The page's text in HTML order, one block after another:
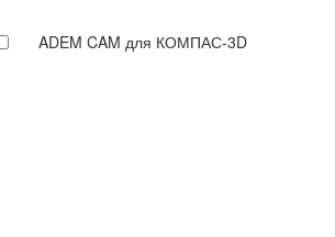
ADEM CAM для КОМПАС-3D